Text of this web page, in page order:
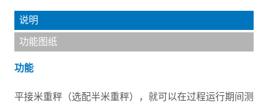
说明
功能图纸
功能
平接米重秤（选配半米重秤），就可以在过程运行期间测